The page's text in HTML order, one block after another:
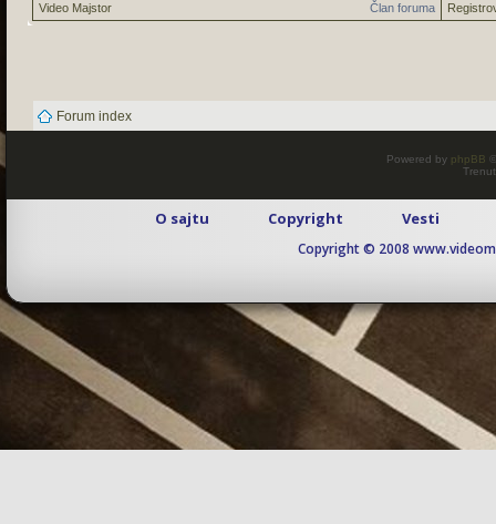
Član foruma
Video Majstor
Forum index
Powered by phpBB
O sajtu Copyright Vesti
Copyright © 2008